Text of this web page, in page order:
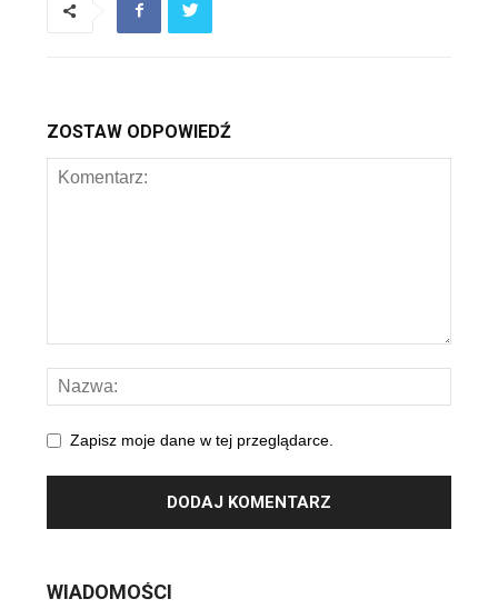
ZOSTAW ODPOWIEDŹ
Zapisz moje dane w tej przeglądarce.
WIADOMOŚCI